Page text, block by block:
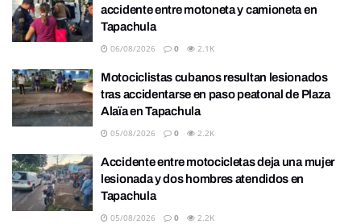
accidente entre motoneta y camioneta en
Tapachula
06/08/2026 0 2.1K
Motociclistas cubanos resultan lesionados
tras accidentarse en paso peatonal de Plaza
Alaïa en Tapachula
05/08/2026 0 2.2K
Accidente entre motocicletas deja una mujer
lesionada y dos hombres atendidos en
Tapachula
05/08/2026 0 2.2K